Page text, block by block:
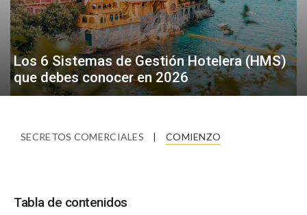
Los 6 Sistemas de Gestión Hotelera (HMS)
que debes conocer en 2026
SECRETOS COMERCIALES | COMIENZO
Tabla de contenidos